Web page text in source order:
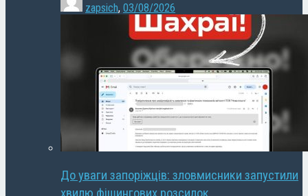
zapsich, 03/08/2026
До уваги запоріжців: зловмисники запустили